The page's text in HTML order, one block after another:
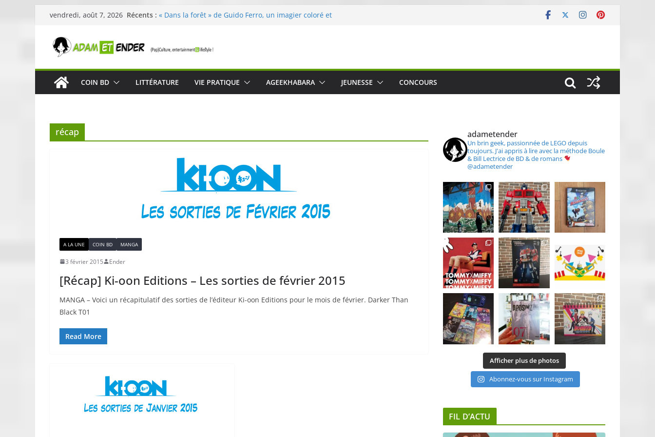
Passer
contenu
vendredi, août 7, 2026 Récents : « Dans la forêt » de Guido Ferro, un imagier coloré et
Célestin en concert : une expérience intime et engagée à
« In The Beginning was The Water », le film concert
néoclassique de Nico Cartosio sur Prime Video le 6 octobre
Skullcandy dévoile le Crusher 540 Active : un casque audio
COIN BD LITTÉRATURE VIE PRATIQUE AGEEKHABARA JEUNESSE CONCOURS
récap
A LA UNE COIN BD MANGA
3 février 2015 Ender
[Récap] Ki-oon Editions – Les sorties de février 2015
MANGA – Voici un récapitulatif des sorties de l’éditeur Ki-oon Editions pour le mois de février. Darker Than
Black T01
Read More
adametender
Un brin geek, passionnée de LEGO depuis
toujours. J'ai appris à lire avec la méthode Boule
& Bill Lectrice de BD & de romans
@adametender
Afficher plus de photos
Abonnez-vous sur Instagram
FIL D’ACTU